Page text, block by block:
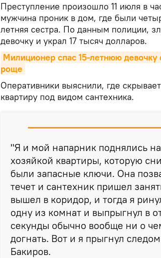
Преступление произошло 11 июля в
мужчина проник в дом, где были
летняя сестра. По данным полиции,
девочку и украл 17 тысяч долларов.
Милиционер спас 15-летнюю девочку
роще
Оперативники выяснили, где
квартиру под видом сантехника.
"Я и мой напарник поднялись
хозяйкой квартиры, которую
были запасные ключи. Она
течет и сантехник пришел
вышел в коридор, и тогда я
одну из комнат и выпрыгнул в
секунды обычно вообще ни о
догнать. Вот и я прыгнул
Бакиров.